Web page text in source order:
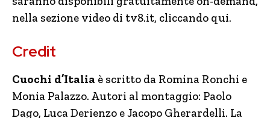
nella sezione video di tv8.it, cliccando qui.
Credit
Cuochi d’Italia è scritto da Romina Ronchi e
Monia Palazzo. Autori al montaggio: Paolo
Dago, Luca Derienzo e Jacopo Gherardelli. La